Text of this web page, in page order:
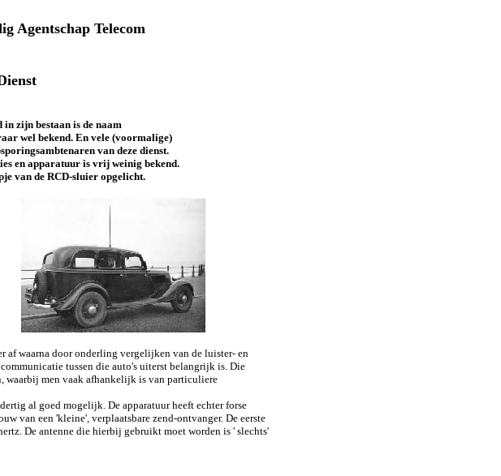
Agentschap Telecom
in zijn bestaan is de naam
wel bekend. En vele (voormalige)
van deze dienst.
en apparatuur is vrij weinig bekend.
van de RCD-sluier opgelicht.
af waarna door onderling vergelijken van de luister- en
tussen die auto's uiterst belangrijk is. Die
waarbij men vaak afhankelijk is van particuliere
al goed mogelijk. De apparatuur heeft echter forse
van een 'kleine', verplaatsbare zend-ontvanger. De eerste
De antenne die hierbij gebruikt moet worden is ' slechts'